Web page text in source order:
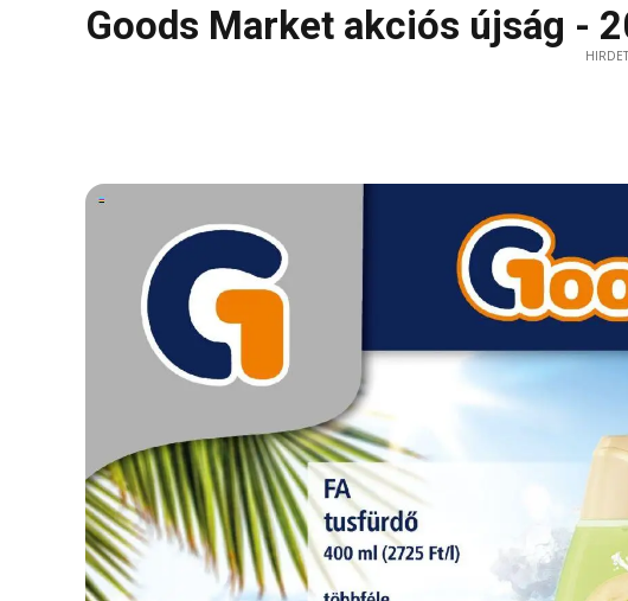
Goods Market akciós újság -